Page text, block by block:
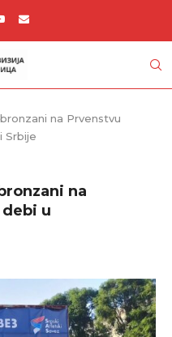
na Prvenstvu
Srbije
na
u